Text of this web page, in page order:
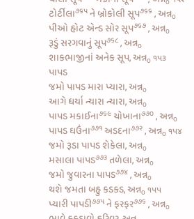
ટોર્ટીલા૭૬૫ ને બ્રોકોલી સૂપ૭૬૬ , અન્ન૦
પીઓહોટ એન્ડ સોર સૂપ૭૬૭ , અન્ન૦
રૂડુંસરગવાનું સૂપ૭૬૮ , અન્ન૦
શાકભાજીનાં અનેક સૂપ, અન્ન૦ ૧૫૩
પાપડ
જમો પાપડ મારા પ્યારા, અન્ન૦
આગે ધર્યા ન્યારા ન્યારા, અન્ન૦
પાપડ મકાઈના૭૬૯ ચોખાના૭૭૦ , અન્ન૦
પાપડ ઘઉંના૭૭૧ અડદના૭૭૨ , અન્ન૦ ૧૫૪
જમો રૂડા પાપડ શેકેલા, અન્ન૦
મસાલા પાપડ૭૭૩ તળેલા, અન્ન૦
જમોજુવારના પાપડ૭૭૪ , અન્ન૦
થશે જમતા બહુ કડકડ, અન્ન૦ ૧૫૫
પ્યારીપાપડી૭૭૫ ને ફરફર૭૭૬ , અન્ન૦